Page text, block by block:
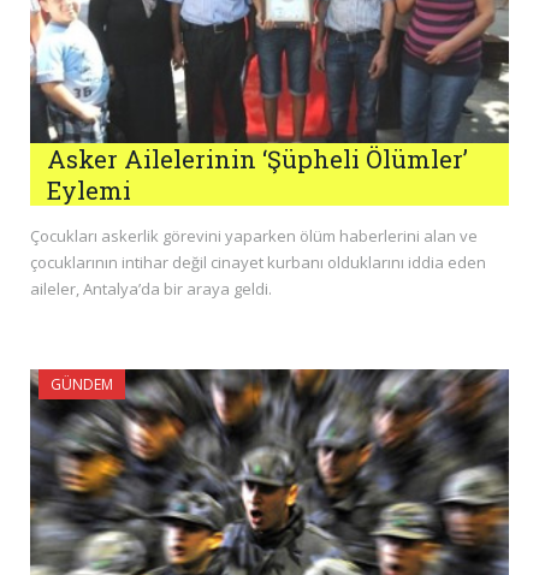
Asker Ailelerinin ‘Şüpheli Ölümler’
Eylemi
Çocukları askerlik görevini yaparken ölüm haberlerini alan ve
çocuklarının intihar değil cinayet kurbanı olduklarını iddia eden
aileler, Antalya’da bir araya geldi.
GÜNDEM